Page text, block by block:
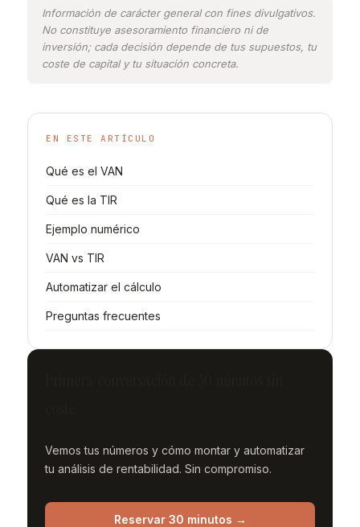
Información de carácter general con fines divulgativos.
No constituye asesoramiento financiero ni de
inversión; cada decisión depende de tus supuestos, tu
coste de capital y tu situación concreta.
EN ESTE ARTÍCULO
Qué es el VAN
Qué es la TIR
Ejemplo numérico
VAN vs TIR
Automatizar el cálculo
Preguntas frecuentes
Vemos tus números y cómo montar y automatizar
tu análisis de rentabilidad. Sin compromiso.
Reservar 30 minutos →